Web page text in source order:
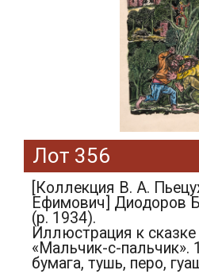
Лот 356
[Коллекция В. А.
Ефимович] Диодоров
(р. 1934).
Иллюстрация к
«Мальчик-с-пальчик».
бумага, тушь, перо,